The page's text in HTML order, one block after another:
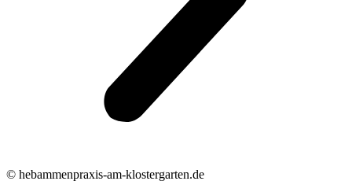
© hebammenpraxis-am-klostergarten.de